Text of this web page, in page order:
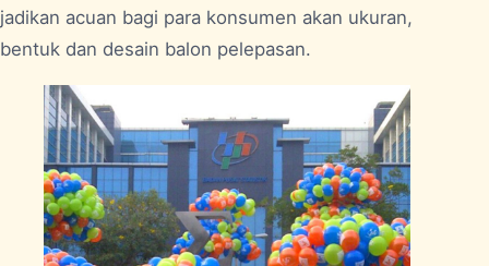
jadikan acuan bagi para konsumen akan ukuran,
bentuk dan desain balon pelepasan.